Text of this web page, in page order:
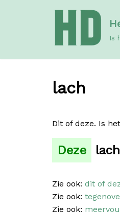
Is
lach
Dit of deze. Is het
Deze lach
Zie ook: dit of
Zie ook:
Zie ook: